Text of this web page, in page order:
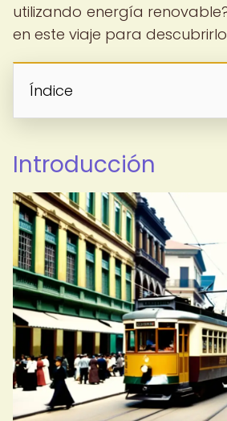
utilizando energía
en este viaje para
Índice
Introducción